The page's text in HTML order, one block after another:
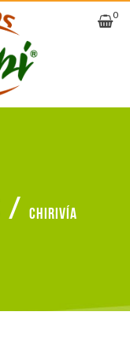
0
/ Chirivía